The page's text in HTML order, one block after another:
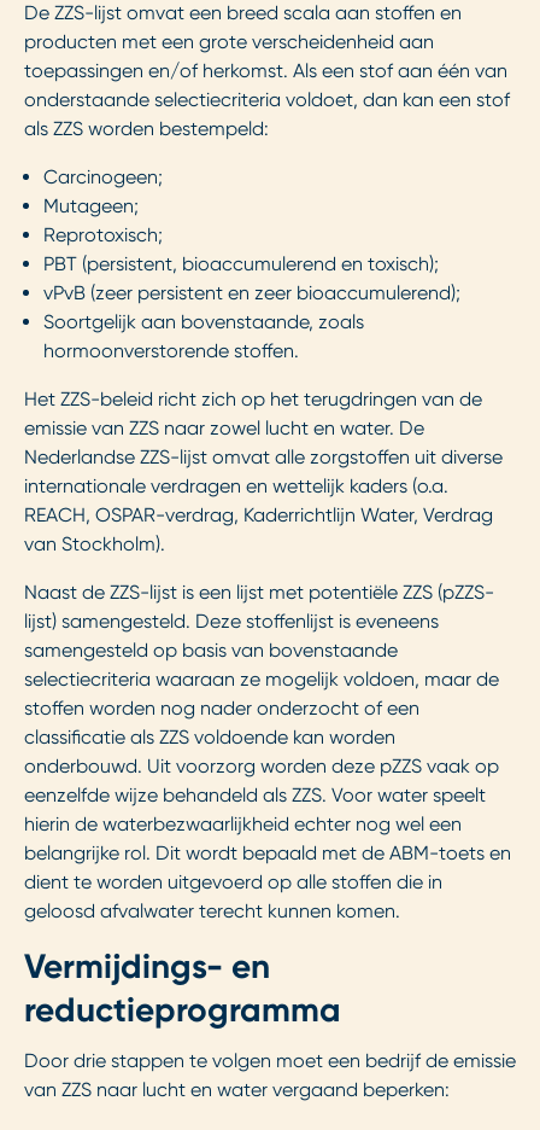
De ZZS-lijst omvat een breed scala aan stoffen en
producten met een grote verscheidenheid aan
toepassingen en/of herkomst. Als een stof aan één van
onderstaande selectiecriteria voldoet, dan kan een stof
als ZZS worden bestempeld:
Carcinogeen;
Mutageen;
Reprotoxisch;
PBT (persistent, bioaccumulerend en toxisch);
vPvB (zeer persistent en zeer bioaccumulerend);
Soortgelijk aan bovenstaande, zoals
hormoonverstorende stoffen.
Het ZZS-beleid richt zich op het terugdringen van de
emissie van ZZS naar zowel lucht en water. De
Nederlandse ZZS-lijst omvat alle zorgstoffen uit diverse
internationale verdragen en wettelijk kaders (o.a.
REACH, OSPAR-verdrag, Kaderrichtlijn Water, Verdrag
van Stockholm).
Naast de ZZS-lijst is een lijst met potentiële ZZS (pZZS-
lijst) samengesteld. Deze stoffenlijst is eveneens
samengesteld op basis van bovenstaande
selectiecriteria waaraan ze mogelijk voldoen, maar de
stoffen worden nog nader onderzocht of een
classificatie als ZZS voldoende kan worden
onderbouwd. Uit voorzorg worden deze pZZS vaak op
eenzelfde wijze behandeld als ZZS. Voor water speelt
hierin de waterbezwaarlijkheid echter nog wel een
belangrijke rol. Dit wordt bepaald met de ABM-toets en
dient te worden uitgevoerd op alle stoffen die in
geloosd afvalwater terecht kunnen komen.
Vermijdings- en
reductieprogramma
Door drie stappen te volgen moet een bedrijf de emissie
van ZZS naar lucht en water vergaand beperken: